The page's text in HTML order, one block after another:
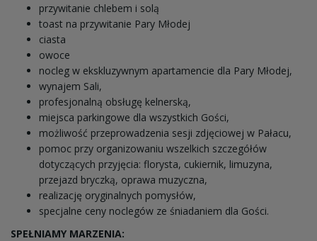
przywitanie chlebem i solą
toast na przywitanie Pary Młodej
ciasta
owoce
nocleg w ekskluzywnym apartamencie dla Pary Młodej,
wynajem Sali,
profesjonalną obsługę kelnerską,
miejsca parkingowe dla wszystkich Gości,
możliwość przeprowadzenia sesji zdjęciowej w Pałacu,
pomoc przy organizowaniu wszelkich szczegółów
dotyczących przyjęcia: florysta, cukiernik, limuzyna,
przejazd bryczką, oprawa muzyczna,
realizację oryginalnych pomysłów,
specjalne ceny noclegów ze śniadaniem dla Gości.
SPEŁNIAMY MARZENIA: